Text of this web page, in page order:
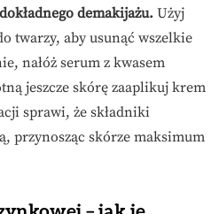
demakijażu. Użyj
twarzy, aby usunąć wszelkie
nałóż serum z kwasem
jeszcze skórę zaaplikuj krem
sprawi, że składniki
przynosząc skórze maksimum